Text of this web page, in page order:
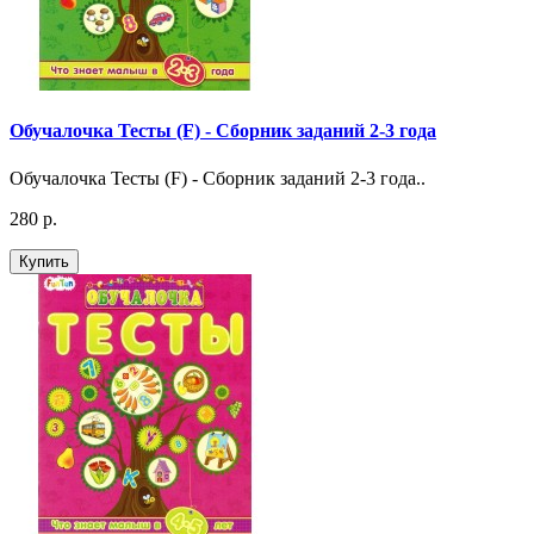
Обучалочка Тесты (F) - Сборник заданий 2-3 года
Обучалочка Тесты (F) - Сборник заданий 2-3 года..
280 р.
Купить